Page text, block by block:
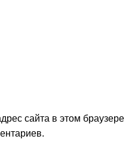
сайта в этом браузере